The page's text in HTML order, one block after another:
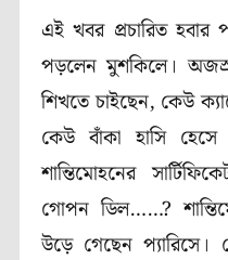
এই খবর প্রচারিত হবার
পড়লেন মুশকিলে।
শিখতে চাইছেন, কেউ
কেউ বাঁকা হাসি
শান্তিমোহনের
গোপন ডিল……?
উড়ে গেছেন প্যারিসে।